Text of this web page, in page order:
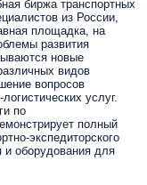
биржа транспортных
из России,
площадка, на
развития
новые
видов
вопросов
услуг.
по
полный
экспедиторского
и оборудования для